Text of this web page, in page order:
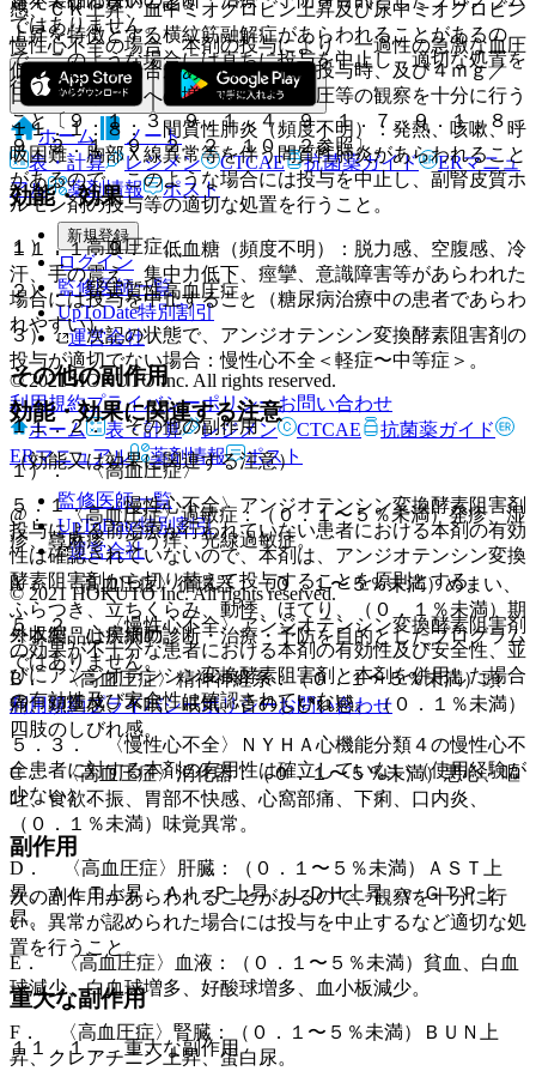
感、ＣＫ上昇、血中ミオグロビン上昇及び尿中ミオグロビン
上昇を特徴とする横紋筋融解症があらわれることがあるの
で、このような場合には直ちに投与を中止し、適切な処置を
行うこと。
１１．１．８． 間質性肺炎（頻度不明）：発熱、咳嗽、呼
吸困難、胸部Ｘ線異常等を伴う間質性肺炎があらわれること
があるので、このような場合には投与を中止し、副腎皮質ホ
ルモン剤の投与等の適切な処置を行うこと。
１１．１．９． 低血糖（頻度不明）：脱力感、空腹感、冷
汗、手の震え、集中力低下、痙攣、意識障害等があらわれた
場合には投与を中止すること（糖尿病治療中の患者であらわ
れやすい）。
その他の副作用
１１．２． その他の副作用
１）． 〈高血圧症〉
@． 〈高血圧症〉過敏症：（０．１〜５％未満）発疹、湿
疹、蕁麻疹、そう痒、光線過敏症。
A． 〈高血圧症〉循環器：（０．１〜５％未満）めまい、
ふらつき、立ちくらみ、動悸、ほてり、（０．１％未満）期
外収縮、心房細動。
B． 〈高血圧症〉精神神経系：（０．１〜５％未満）頭
痛、頭重感、不眠、眠気、舌のしびれ感、（０．１％未満）
四肢のしびれ感。
C． 〈高血圧症〉消化器：（０．１〜５％未満）悪心、嘔
吐、食欲不振、胃部不快感、心窩部痛、下痢、口内炎、
（０．１％未満）味覚異常。
D． 〈高血圧症〉肝臓：（０．１〜５％未満）ＡＳＴ上
昇、ＡＬＴ上昇、Ａｌ−Ｐ上昇、ＬＤＨ上昇、γ−ＧＴＰ上
昇。
E． 〈高血圧症〉血液：（０．１〜５％未満）貧血、白血
球減少、白血球増多、好酸球増多、血小板減少。
F． 〈高血圧症〉腎臓：（０．１〜５％未満）ＢＵＮ上
昇、クレアチニン上昇、蛋白尿。
慢性心不全の場合、本剤の投与により、一過性の急激な血圧
低下を起こす場合があるので、初回投与時、及び４ｍｇ／
日、８ｍｇ／日への増量時には、血圧等の観察を十分に行う
こと〔９．１．３、９．１．４、９．１．７、９．１．８、
９．２．１、９．２．２、１０．２参照〕。
効能・効果
１）． 高血圧症。
２）． 腎実質性高血圧症。
３）． 次記の状態で、アンジオテンシン変換酵素阻害剤の
投与が適切でない場合：慢性心不全＜軽症〜中等症＞。
効能・効果に関連する注意
（効能又は効果に関連する注意）
５．１． 〈慢性心不全〉アンジオテンシン変換酵素阻害剤
投与による前治療が行われていない患者における本剤の有効
性は確認されていないので、本剤は、アンジオテンシン変換
酵素阻害剤から切り替えて投与することを原則とする。
５．２． 〈慢性心不全〉アンジオテンシン変換酵素阻害剤
の効果が不十分な患者における本剤の有効性及び安全性、並
びにアンジオテンシン変換酵素阻害剤と本剤を併用した場合
の有効性及び安全性は確認されていない。
５．３． 〈慢性心不全〉ＮＹＨＡ心機能分類４の慢性心不
全患者に対する本剤の有用性は確立していない（使用経験が
少ない）。
副作用
次の副作用があらわれることがあるので、観察を十分に行
い、異常が認められた場合には投与を中止するなど適切な処
置を行うこと。
重大な副作用
１１．１． 重大な副作用
ではありません。
ホーム
ノート
表・計算
レジメン CTCAE 抗菌薬ガイド
ERマニュ
アル
薬剤情報 ポスト
新規登録
ログイン
監修医師一覧
UpToDate特別割引
運営会社
© 2021 HOKUTO Inc. All rights reserved.
利用規約プライバシーポリシーお問い合わせ
ホーム
表・計算 レジメン CTCAE
抗菌薬ガイド
ERマニュアル
薬剤情報 ポスト
監修医師一覧
UpToDate特別割引
運営会社
© 2021 HOKUTO Inc. All rights reserved.
※本製品は疾病の診断・治療・予防を目的としたプログラム
ではありません。
利用規約プライバシーポリシーお問い合わせ